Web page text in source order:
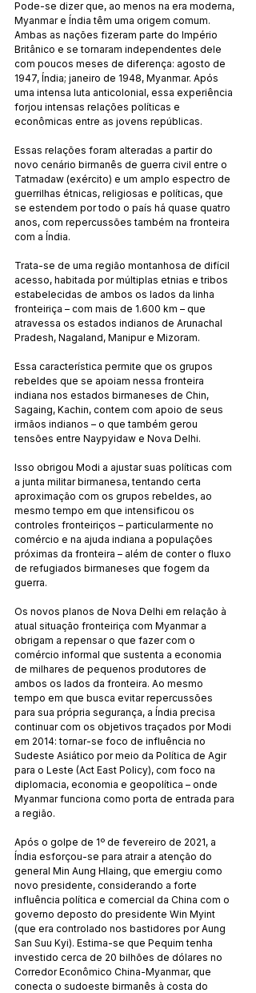
Pode-se dizer que, ao menos na era moderna,
Myanmar e Índia têm uma origem comum.
Ambas as nações fizeram parte do Império
Britânico e se tornaram independentes dele
com poucos meses de diferença: agosto de
1947, Índia; janeiro de 1948, Myanmar. Após
uma intensa luta anticolonial, essa experiência
forjou intensas relações políticas e
econômicas entre as jovens repúblicas.
Essas relações foram alteradas a partir do
novo cenário birmanês de guerra civil entre o
Tatmadaw (exército) e um amplo espectro de
guerrilhas étnicas, religiosas e políticas, que
se estendem por todo o país há quase quatro
anos, com repercussões também na fronteira
com a Índia.
Trata-se de uma região montanhosa de difícil
acesso, habitada por múltiplas etnias e tribos
estabelecidas de ambos os lados da linha
fronteiriça – com mais de 1.600 km – que
atravessa os estados indianos de Arunachal
Pradesh, Nagaland, Manipur e Mizoram.
Essa característica permite que os grupos
rebeldes que se apoiam nessa fronteira
indiana nos estados birmaneses de Chin,
Sagaing, Kachin, contem com apoio de seus
irmãos indianos – o que também gerou
tensões entre Naypyidaw e Nova Delhi.
Isso obrigou Modi a ajustar suas políticas com
a junta militar birmanesa, tentando certa
aproximação com os grupos rebeldes, ao
mesmo tempo em que intensificou os
controles fronteiriços – particularmente no
comércio e na ajuda indiana a populações
próximas da fronteira – além de conter o fluxo
de refugiados birmaneses que fogem da
guerra.
Os novos planos de Nova Delhi em relação à
atual situação fronteiriça com Myanmar a
obrigam a repensar o que fazer com o
comércio informal que sustenta a economia
de milhares de pequenos produtores de
ambos os lados da fronteira. Ao mesmo
tempo em que busca evitar repercussões
para sua própria segurança, a Índia precisa
continuar com os objetivos traçados por Modi
em 2014: tornar-se foco de influência no
Sudeste Asiático por meio da Política de Agir
para o Leste (Act East Policy), com foco na
diplomacia, economia e geopolítica – onde
Myanmar funciona como porta de entrada para
a região.
Após o golpe de 1º de fevereiro de 2021, a
Índia esforçou-se para atrair a atenção do
general Min Aung Hlaing, que emergiu como
novo presidente, considerando a forte
influência política e comercial da China com o
governo deposto do presidente Win Myint
(que era controlado nos bastidores por Aung
San Suu Kyi). Estima-se que Pequim tenha
investido cerca de 20 bilhões de dólares no
Corredor Econômico China-Myanmar, que
conecta o sudoeste birmanês à costa do